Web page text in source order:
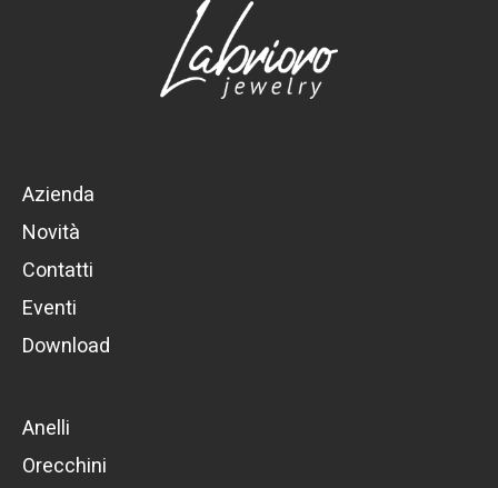
Azienda
Novità
Contatti
Eventi
Download
Anelli
Orecchini